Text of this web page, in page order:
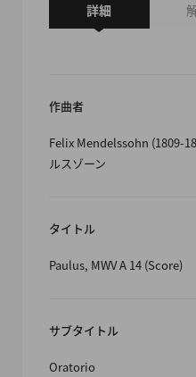
詳細
作曲者
Felix Mendelssohn (1809-
ルスゾーン
タイトル
Paulus, MWV A 14 (Score)
サブタイトル
Oratorio